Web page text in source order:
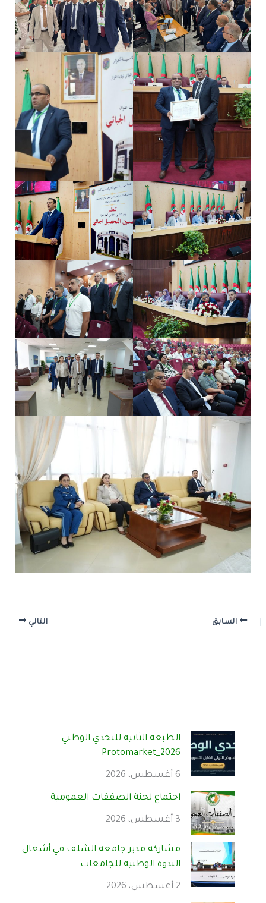
الطبعة الثانية للتحدي الوطني
Protomarket_2026
6 أغسطس، 2026
اجتماع لجنة الصفقات العمومية
3 أغسطس، 2026
مشاركة مدير جامعة الشلف في أشغال
الندوة الوطنية للجامعات
2 أغسطس، 2026
السابق التالي